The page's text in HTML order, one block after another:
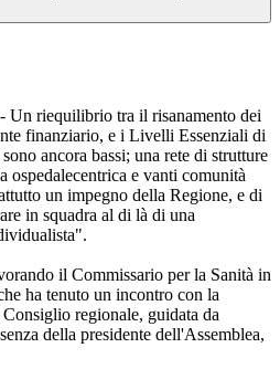
riequilibrio tra il risanamento dei
finanziario, e i Livelli Essenziali di
ancora bassi; una rete di strutture
ospedalecentrica e vanti comunità
un impegno della Regione, e di
in squadra al di là di una
il Commissario per la Sanità in
ha tenuto un incontro con la
regionale, guidata da
della presidente dell'Assemblea,